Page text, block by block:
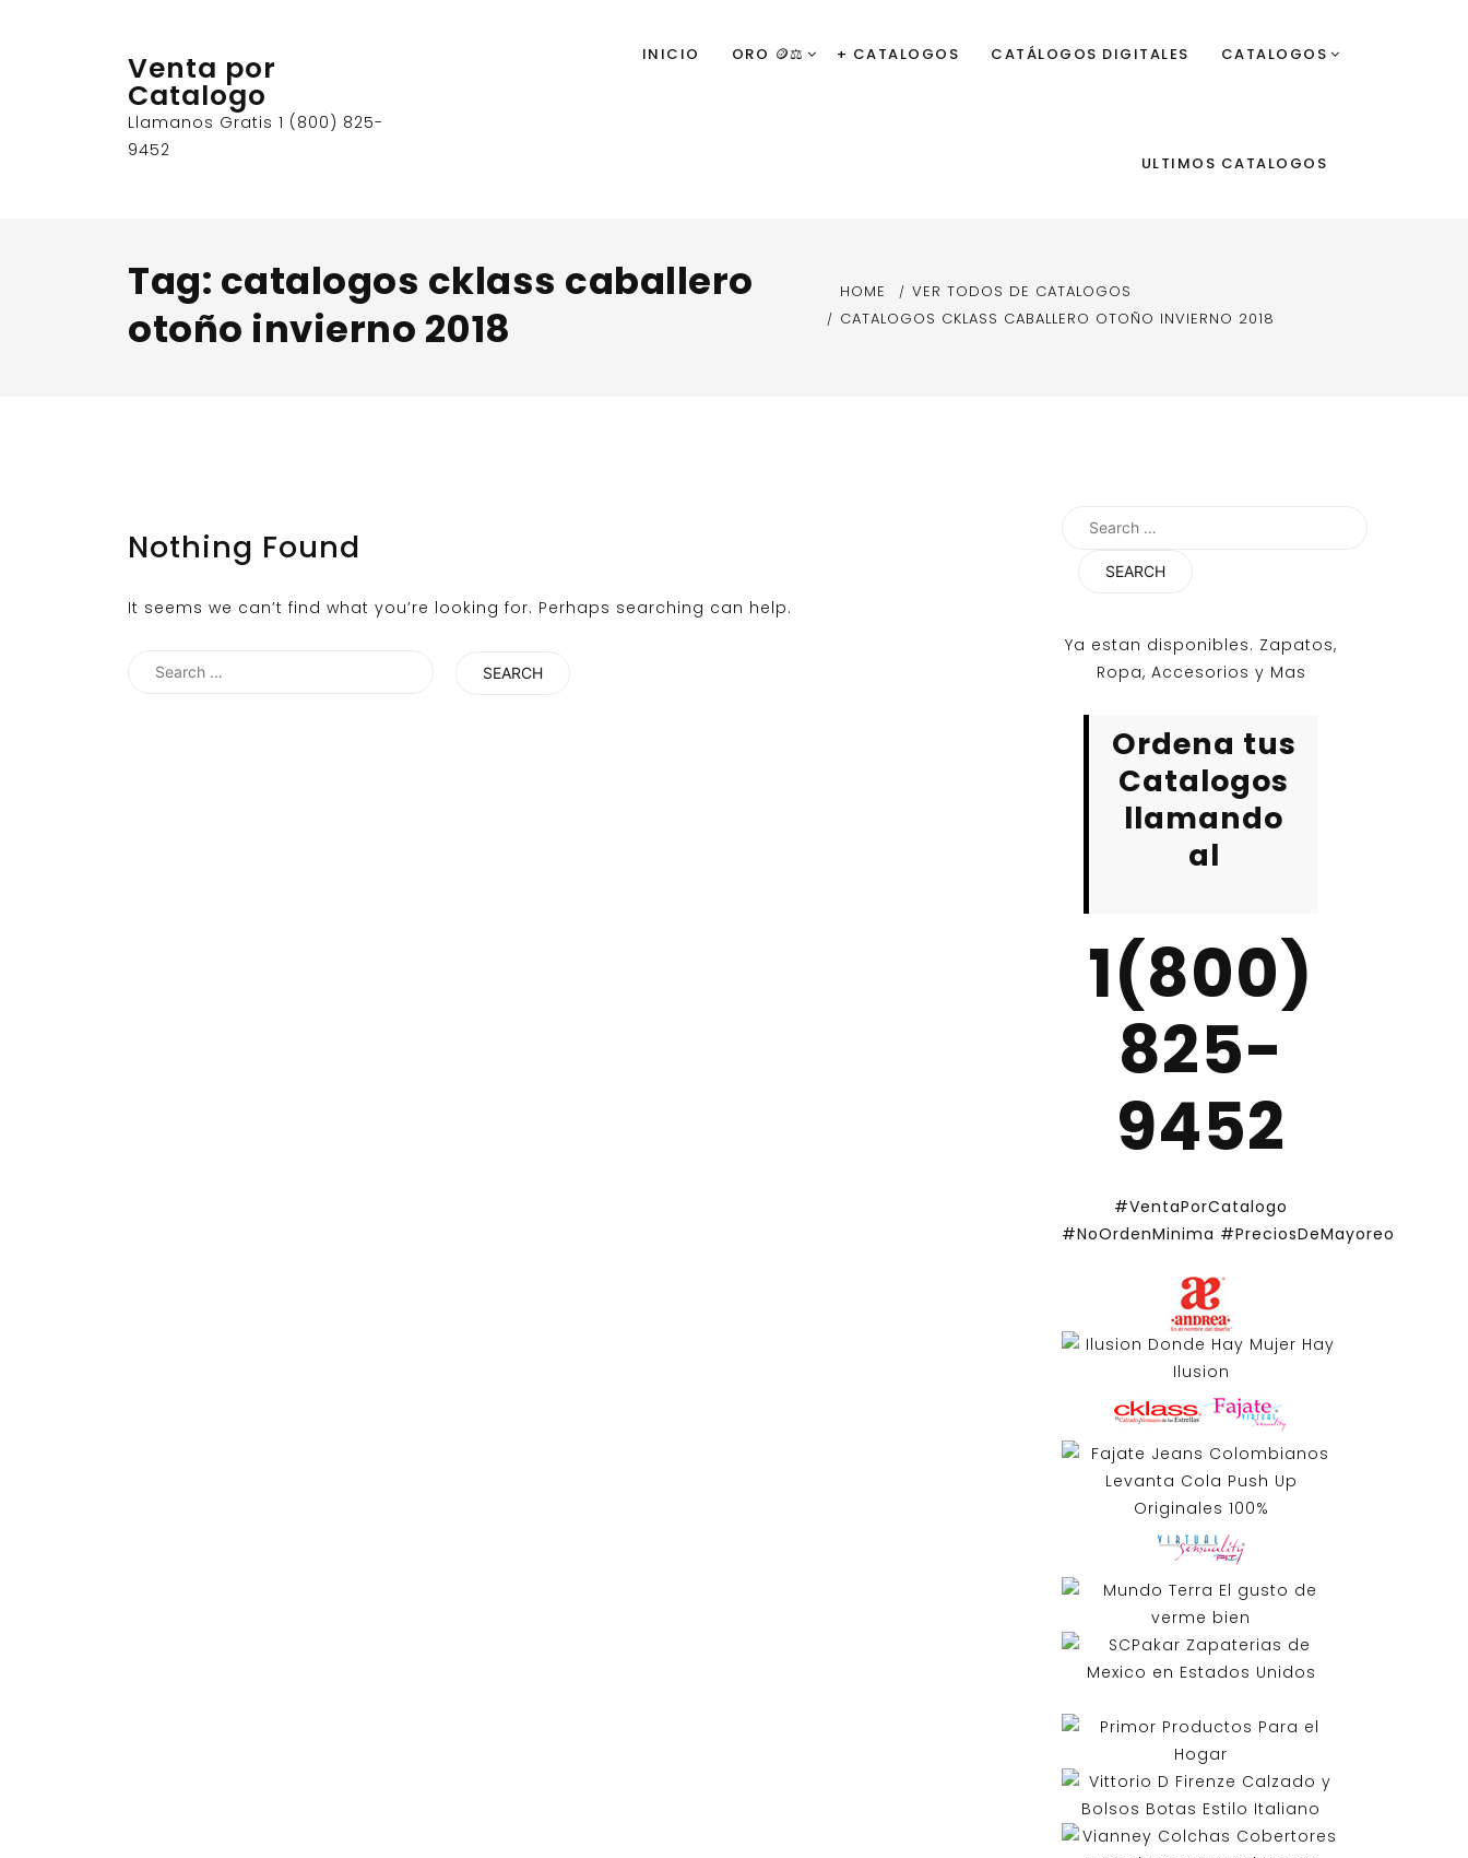
Venta por
Catalogo
Llamanos Gratis 1 (800) 825-
9452
INICIO ORO 🪙⚖️ + CATALOGOS CATÁLOGOS DIGITALES CATALOGOS
ULTIMOS CATALOGOS
Tag: catalogos cklass caballero
otoño invierno 2018
HOME
VER TODOS DE CATALOGOS
CATALOGOS CKLASS CABALLERO OTOÑO INVIERNO 2018
Nothing Found
It seems we can’t find what you’re looking for. Perhaps searching can help.
Search
Search
Ya estan disponibles. Zapatos,
Ropa, Accesorios y Mas
Ordena tus
Catalogos
llamando
al
1(800)
825-
9452
#VentaPorCatalogo
#NoOrdenMinima #PreciosDeMayoreo